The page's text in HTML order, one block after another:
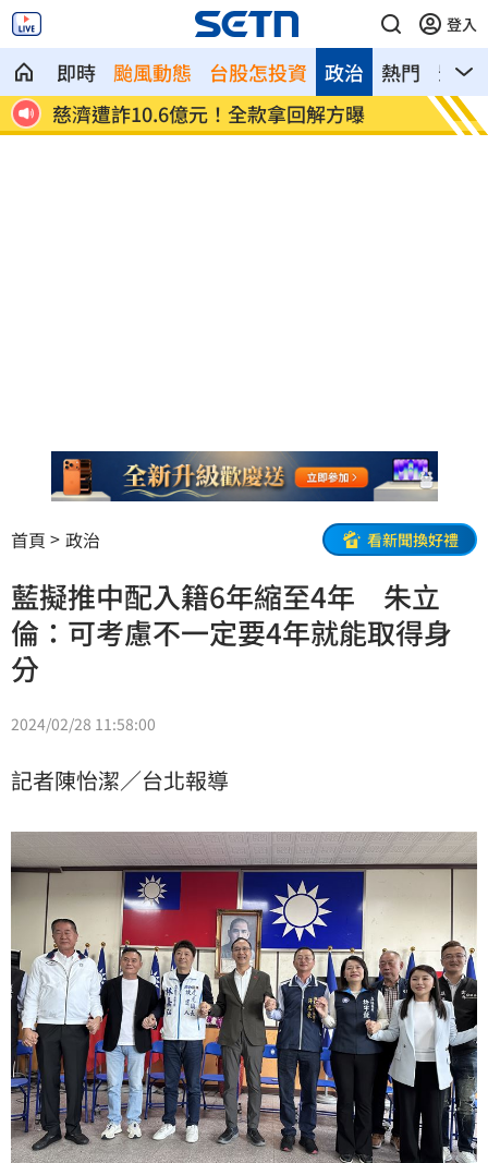
登入
即時 颱風動態 台股怎投資 熱門 影音
政治
慈濟遭詐10.6億元！全款拿回解方曝
稱龍
首頁 政治 看新聞換好禮
藍擬推中配入籍6年縮至4年 朱立
倫：可考慮不一定要4年就能取得身
分
2024/02/28 11:58:00
記者陳怡潔／台北報導